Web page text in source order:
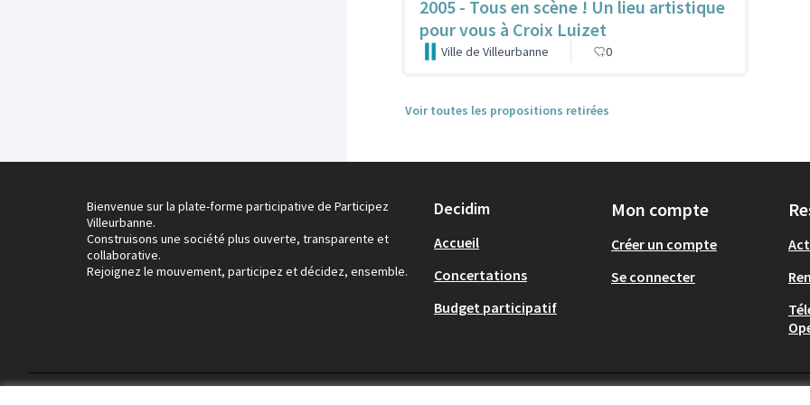
2005 - Tous en scène ! Un lieu artistique
pour vous à Croix Luizet
Ville de Villeurbanne 0
Voir toutes les propositions retirées
Bienvenue sur la plate-forme participative de Participez
Villeurbanne.
Construisons une société plus ouverte, transparente et
collaborative.
Rejoignez le mouvement, participez et décidez, ensemble.
Decidim
Accueil
Concertations
Budget participatif
Mon compte
Créer un compte
Se connecter